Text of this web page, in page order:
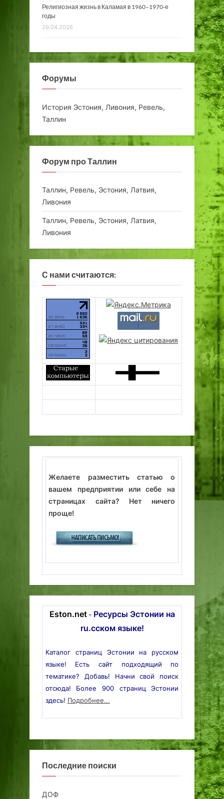
Религиозная жизнь в Каламая в 1960–1970-е
годы
29.04.2026
Форумы
История Эстония, Ливония, Ревель,
Таллин
Форум про Таллин
Таллин, Ревель, Эстония, Латвия,
Ливония
Таллин, Ревель, Эстония, Латвия,
Ливония
С нами считаются:
Желаете разместить статью о
вашем предприятии или себе на
страницах сайта? Нет ничего
проще!
Eston.net- Ресурсы Эстонии на
ru.сском языке!
Каталог страниц Эстонии на русском
языке! Есть сайт подходящий по
тематике? Добавь! Начни свой поиск
отсюда! Более 900 страниц Эстонии
здесь! Подробнее...
Последние поиски
ДОФ